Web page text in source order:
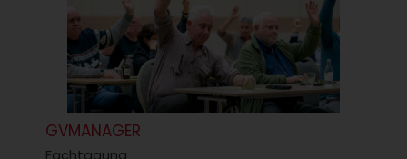
GVMANAGER
Fachtagung